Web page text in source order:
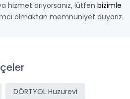
hizmet arıyorsanız, lütfen bizimle
olmaktan memnuniyet duyarız.
DÖRTYOL Huzurevi